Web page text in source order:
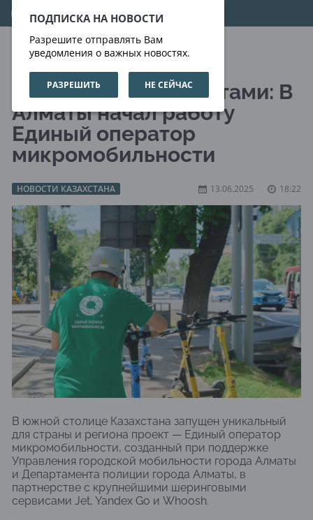
ПОДПИСКА НА НОВОСТИ
Разрешите отправлять Вам
уведомления о важных новостях.
РАЗРЕШИТЬ НЕ СЕЙЧАС
10.08.2026 08:09:50
Контроль за самокатами: В
Алматы начал работу
Единый оператор
микромобильности
НОВОСТИ КАЗАХСТАНА 13.06.2025 18:22
В южной столице Казахстана запущен уникальный
для страны и региона проект — Единый оператор
микромобильности, созданный при поддержке
Управления городской мобильности города Алматы
и Департамента полиции города Алматы, в
партнерстве с крупнейшими шеринговыми
сервисами Jet, Yandex Go и Whoosh.